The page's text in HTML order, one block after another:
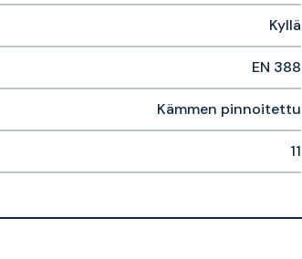
Kyllä
EN 388
Kämmen pinnoitettu
11